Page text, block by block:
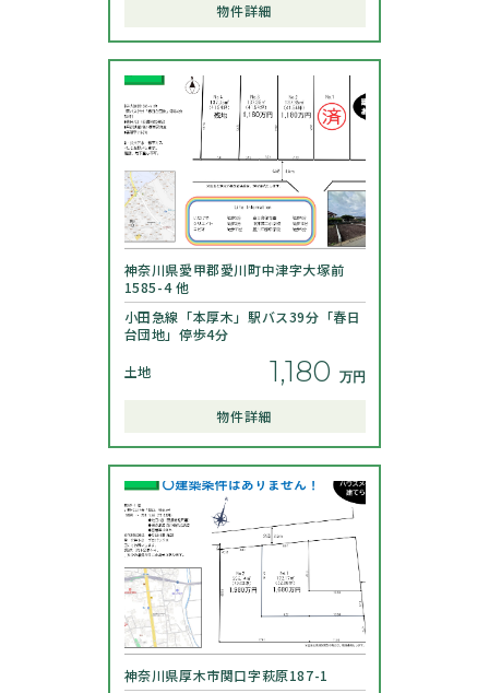
物件詳細
神奈川県愛甲郡愛川町中津字大塚前
1585-4 他
小田急線「本厚木」駅バス39分「春日
台団地」停歩4分
土地
1,180
物件詳細
神奈川県厚木市関口字萩原187-1